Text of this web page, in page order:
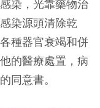
染，光靠藥物治
染源頭清除乾
種器官衰竭和併
的醫療處置，病
同意書。